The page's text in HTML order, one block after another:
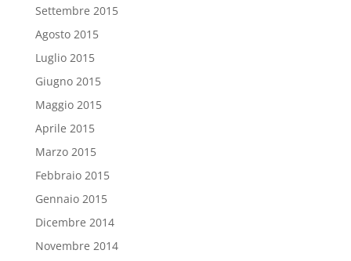
Settembre 2015
Agosto 2015
Luglio 2015
Giugno 2015
Maggio 2015
Aprile 2015
Marzo 2015
Febbraio 2015
Gennaio 2015
Dicembre 2014
Novembre 2014